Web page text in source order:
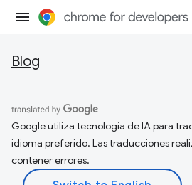
Blog
Google utiliza tecnología de IA para
idioma preferido. Las traducciones
contener errores.